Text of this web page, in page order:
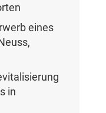
eines
in